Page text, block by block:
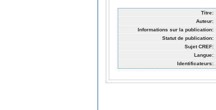
Titre:
Auteur:
Informations sur la publication:
Statut de publication:
Sujet CREF:
Langue:
Identificateurs: